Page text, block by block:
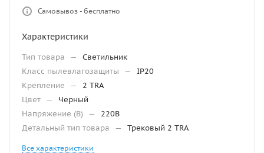
Самовывоз - бесплатно
Характеристики
Тип товара —
Светильник
Класс пылевлагозащиты
—
IP20
Крепление
—
2 TRA
Цвет —
Черный
Напряжение (В)
—
220В
Детальный тип товара
— Трековый 2 TRA
Все характеристики